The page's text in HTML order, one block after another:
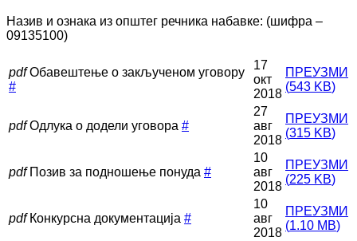
Назив и ознака из општег речника набавке: (шифра –
09135100)
pdf Обавештење о закљученом уговору
#
17
окт
2018
ПРЕУЗМИ
(543 KB)
pdf Одлука о додели уговора #
27
авг
2018
ПРЕУЗМИ
(315 KB)
pdf Позив за подношење понуда #
10
авг
2018
ПРЕУЗМИ
(225 KB)
pdf Конкурсна документација #
10
авг
2018
ПРЕУЗМИ
(1.10 MB)